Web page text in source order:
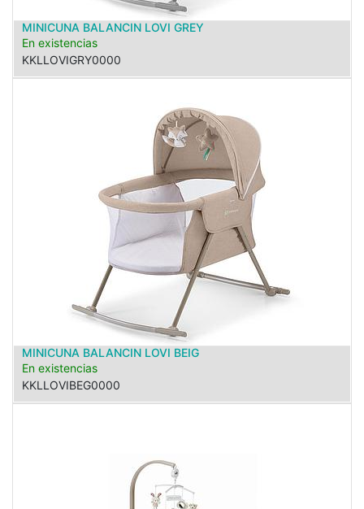
MINICUNA BALANCIN LOVI GREY
En existencias
KKLLOVIGRY0000
MINICUNA BALANCIN LOVI BEIG
En existencias
KKLLOVIBEG0000